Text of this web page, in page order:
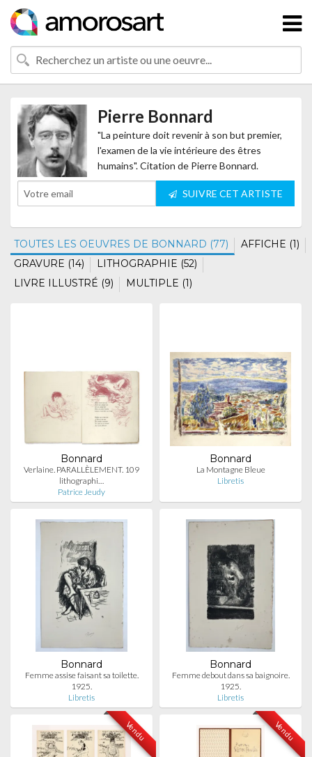
Pierre Bonnard
"La peinture doit revenir à son but premier,
l'examen de la vie intérieure des êtres
humains". Citation de Pierre Bonnard.
SUIVRE CET ARTISTE
TOUTES LES OEUVRES DE BONNARD (77)
AFFICHE (1)
GRAVURE (14)
LITHOGRAPHIE (52)
LIVRE ILLUSTRÉ (9)
MULTIPLE (1)
Bonnard
Verlaine. PARALLÈLEMENT. 109
lithographi…
Patrice Jeudy
Bonnard
La Montagne Bleue
Libretis
Bonnard
Femme assise faisant sa toilette.
1925.
Libretis
Bonnard
Femme debout dans sa baignoire.
1925.
Libretis
Vendu Vendu